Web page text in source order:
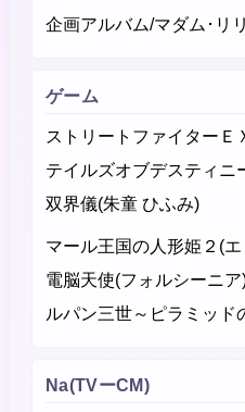
企画アルバム/マダム･リ
ゲーム
ストリートファイターＥ
テイルズオブデスティニ
双界儀(朱童 ひふみ)
マール王国の人形姫２(
電脳天使(フォルシーニア
ルパン三世～ピラミッド
Na(TVーCM)